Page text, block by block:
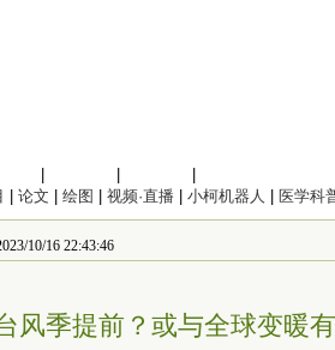
论文 绘图 视频·直播 小柯机器人 医学科
10/16 22:43:46
风季提前？或与全球变暖